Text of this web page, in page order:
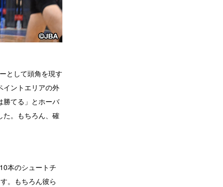
として頭角を現す
イントエリアの外
勝てる」とホーバ
た。もちろん、確
本のシュートチ
。もちろん彼ら